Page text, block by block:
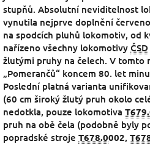
stupňů. Absolutní neviditelnost
vynutila nejprve doplnění
na spodcích pluhů lokomotiv, od
nařízeno všechny lokomotivy ČSD
žlutými pruhy na čelech. V tomto
„Pomerančů“ koncem 80. let
Poslední platná varianta
(60 cm široký žlutý pruh okolo
nedotkla, pouze lokomotiva
pruh na obě čela (podobně byly
popradské stroje T678.0002,